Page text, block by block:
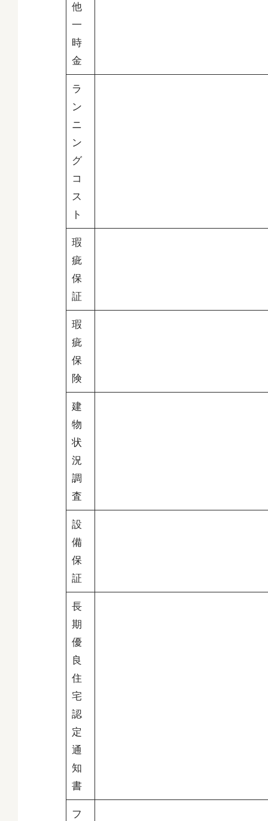
他
一
時
金
ラ
ン
ニ
ン
グ
コ
ス
ト
瑕
疵
保
証
瑕
疵
保
険
建
物
状
況
調
査
設
備
保
証
長
期
優
良
住
宅
認
定
通
知
書
フ